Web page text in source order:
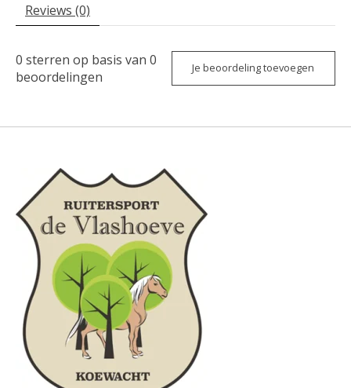
Reviews (0)
0 sterren op basis van 0
beoordelingen
Je beoordeling toevoegen